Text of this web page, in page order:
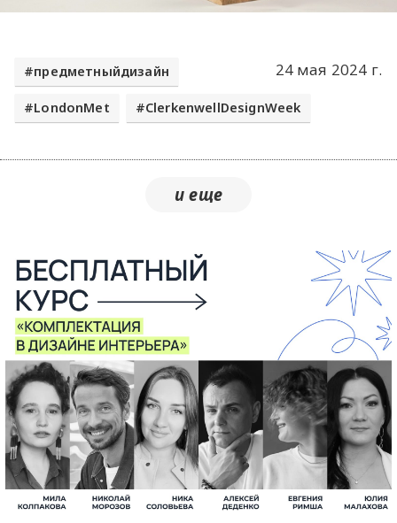
24 мая 2024 г.
предметныйдизайн
LondonMet ClerkenwellDesignWeek